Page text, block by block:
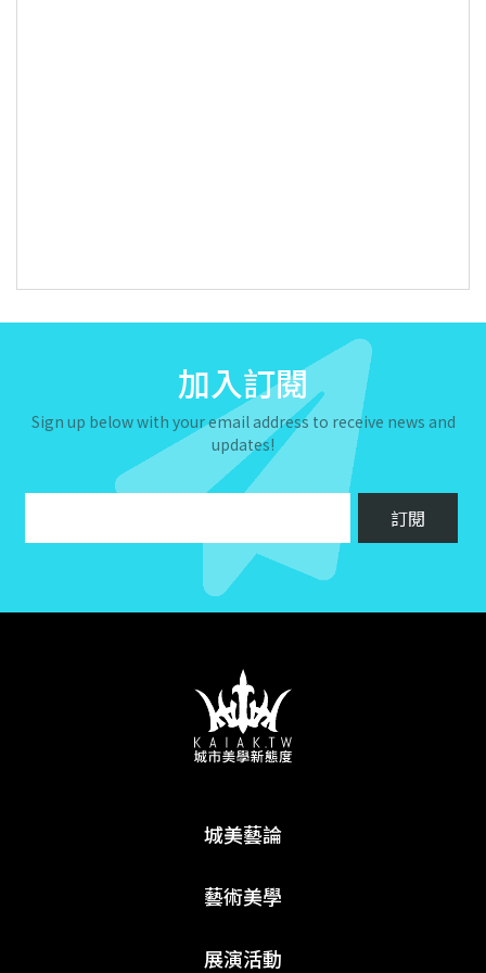
加入訂閱
Sign up below with your email address to receive news and
updates!
城美藝論
藝術美學
展演活動